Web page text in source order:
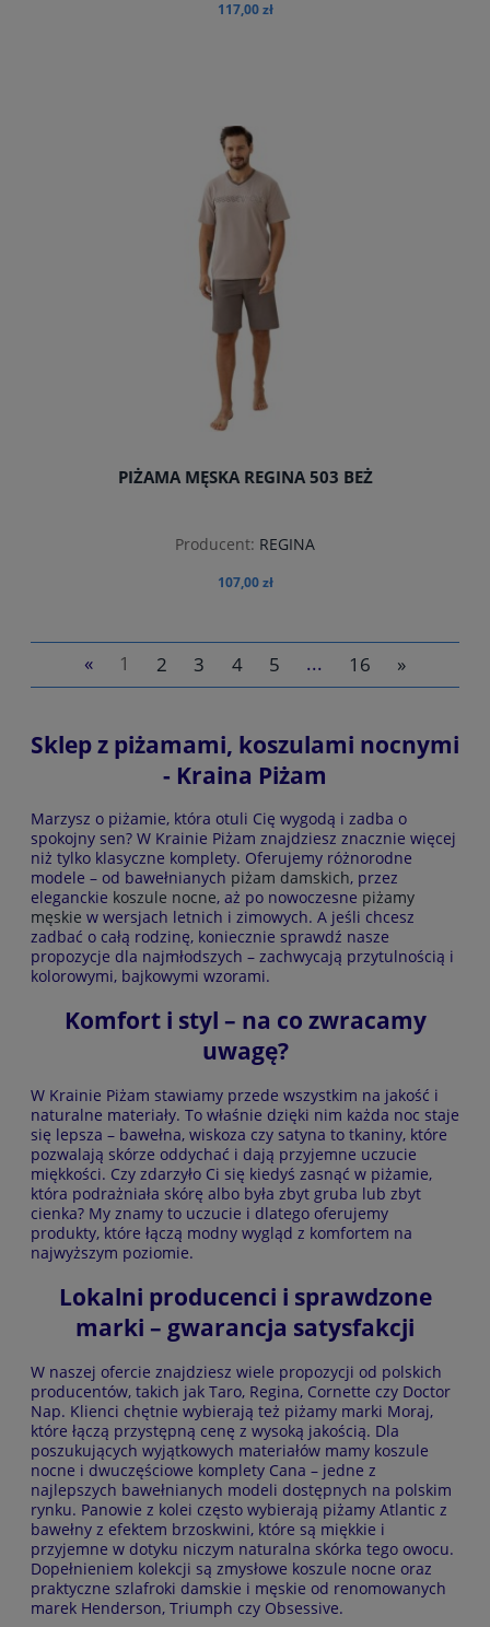
117,00 zł
do koszyka
PIŻAMA MĘSKA REGINA 503 BEŻ
Producent: REGINA
107,00 zł
« 1 2 3 4 5 ... 16 »
Sklep z piżamami, koszulami nocnymi
- Kraina Piżam
Marzysz o piżamie, która otuli Cię wygodą i zadba o
spokojny sen? W Krainie Piżam znajdziesz znacznie więcej
niż tylko klasyczne komplety. Oferujemy różnorodne
modele – od bawełnianych piżam damskich, przez
eleganckie koszule nocne, aż po nowoczesne piżamy
męskie w wersjach letnich i zimowych. A jeśli chcesz
zadbać o całą rodzinę, koniecznie sprawdź nasze
propozycje dla najmłodszych – zachwycają przytulnością i
kolorowymi, bajkowymi wzorami.
Komfort i styl – na co zwracamy
uwagę?
W Krainie Piżam stawiamy przede wszystkim na jakość i
naturalne materiały. To właśnie dzięki nim każda noc staje
się lepsza – bawełna, wiskoza czy satyna to tkaniny, które
pozwalają skórze oddychać i dają przyjemne uczucie
miękkości. Czy zdarzyło Ci się kiedyś zasnąć w piżamie,
która podrażniała skórę albo była zbyt gruba lub zbyt
cienka? My znamy to uczucie i dlatego oferujemy
produkty, które łączą modny wygląd z komfortem na
najwyższym poziomie.
Lokalni producenci i sprawdzone
marki – gwarancja satysfakcji
W naszej ofercie znajdziesz wiele propozycji od polskich
producentów, takich jak Taro, Regina, Cornette czy Doctor
Nap. Klienci chętnie wybierają też piżamy marki Moraj,
które łączą przystępną cenę z wysoką jakością. Dla
poszukujących wyjątkowych materiałów mamy koszule
nocne i dwuczęściowe komplety Cana – jedne z
najlepszych bawełnianych modeli dostępnych na polskim
rynku. Panowie z kolei często wybierają piżamy Atlantic z
bawełny z efektem brzoskwini, które są miękkie i
przyjemne w dotyku niczym naturalna skórka tego owocu.
Dopełnieniem kolekcji są zmysłowe koszule nocne oraz
praktyczne szlafroki damskie i męskie od renomowanych
marek Henderson, Triumph czy Obsessive.